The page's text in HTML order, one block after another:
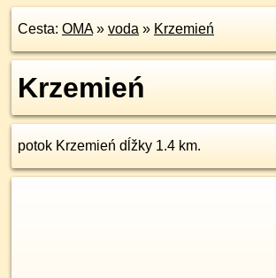
Cesta: OMA» voda » Krzemień
Krzemień
potok Krzemień dĺžky 1.4 km.